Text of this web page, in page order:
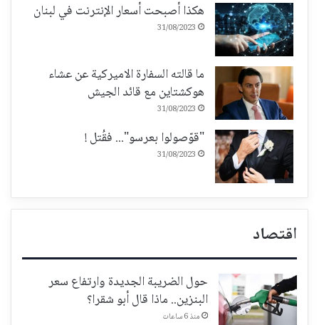
هكذا أصبحت أسعار الإنترنت في لبنان
31/08/2023
ما قالته السفارة الاميركية عن عشاء
هوكشتاين مع قائد الجيش
31/08/2023
"قوّصولوا بعرسو"... فقُتل !
31/08/2023
اقتصاد
حول الضريبة الجديدة وارتفاع سعر
البنزين.. ماذا قال أبو شقرا؟
منذ 6 ساعات